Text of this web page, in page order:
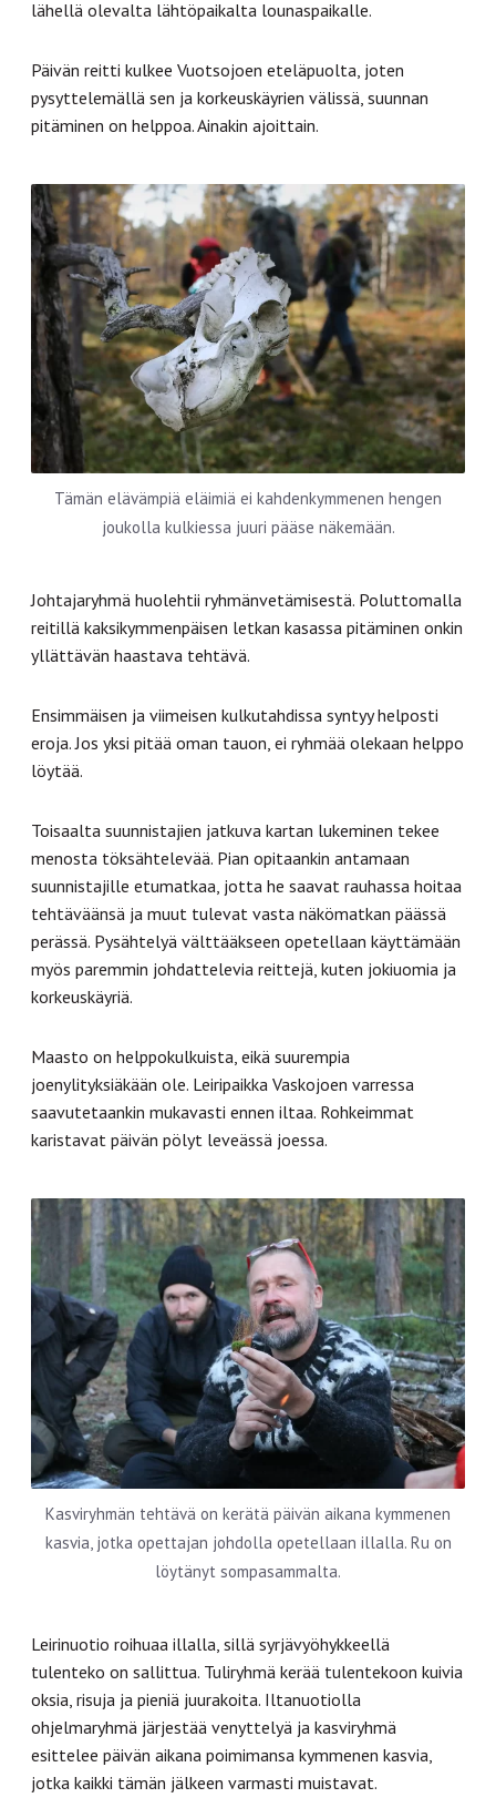
lähellä olevalta lähtöpaikalta lounaspaikalle.
Päivän reitti kulkee Vuotsojoen eteläpuolta, joten
pysyttelemällä sen ja korkeuskäyrien välissä, suunnan
pitäminen on helppoa. Ainakin ajoittain.
Tämän elävämpiä eläimiä ei kahdenkymmenen hengen
joukolla kulkiessa juuri pääse näkemään.
Johtajaryhmä huolehtii ryhmänvetämisestä. Poluttomalla
reitillä kaksikymmenpäisen letkan kasassa pitäminen onkin
yllättävän haastava tehtävä.
Ensimmäisen ja viimeisen kulkutahdissa syntyy helposti
eroja. Jos yksi pitää oman tauon, ei ryhmää olekaan helppo
löytää.
Toisaalta suunnistajien jatkuva kartan lukeminen tekee
menosta töksähtelevää. Pian opitaankin antamaan
suunnistajille etumatkaa, jotta he saavat rauhassa hoitaa
tehtäväänsä ja muut tulevat vasta näkömatkan päässä
perässä. Pysähtelyä välttääkseen opetellaan käyttämään
myös paremmin johdattelevia reittejä, kuten jokiuomia ja
korkeuskäyriä.
Maasto on helppokulkuista, eikä suurempia
joenylityksiäkään ole. Leiripaikka Vaskojoen varressa
saavutetaankin mukavasti ennen iltaa. Rohkeimmat
karistavat päivän pölyt leveässä joessa.
Kasviryhmän tehtävä on kerätä päivän aikana kymmenen
kasvia, jotka opettajan johdolla opetellaan illalla. Ru on
löytänyt sompasammalta.
Leirinuotio roihuaa illalla, sillä syrjävyöhykkeellä
tulenteko on sallittua. Tuliryhmä kerää tulentekoon kuivia
oksia, risuja ja pieniä juurakoita. Iltanuotiolla
ohjelmaryhmä järjestää venyttelyä ja kasviryhmä
esittelee päivän aikana poimimansa kymmenen kasvia,
jotka kaikki tämän jälkeen varmasti muistavat.